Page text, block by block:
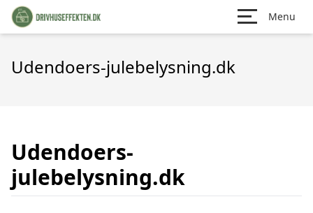
Menu
Udendoers-julebelysning.dk
Udendoers-
julebelysning.dk